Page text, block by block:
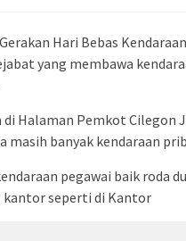
Hari Bebas
yang membawa
Halaman Pemkot Cilegon
masih banyak kendaraan
pegawai baik roda
kantor seperti di Kantor